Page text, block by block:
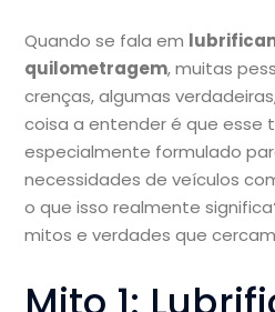
Quando se fala em
quilometragem, muitas
crenças, algumas
coisa a entender é que esse
especialmente formulado
necessidades de veículos
o que isso realmente
mitos e verdades que